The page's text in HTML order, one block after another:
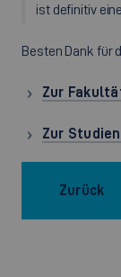
ist definitiv
Besten Dank für
Zur
Zur
Zurück